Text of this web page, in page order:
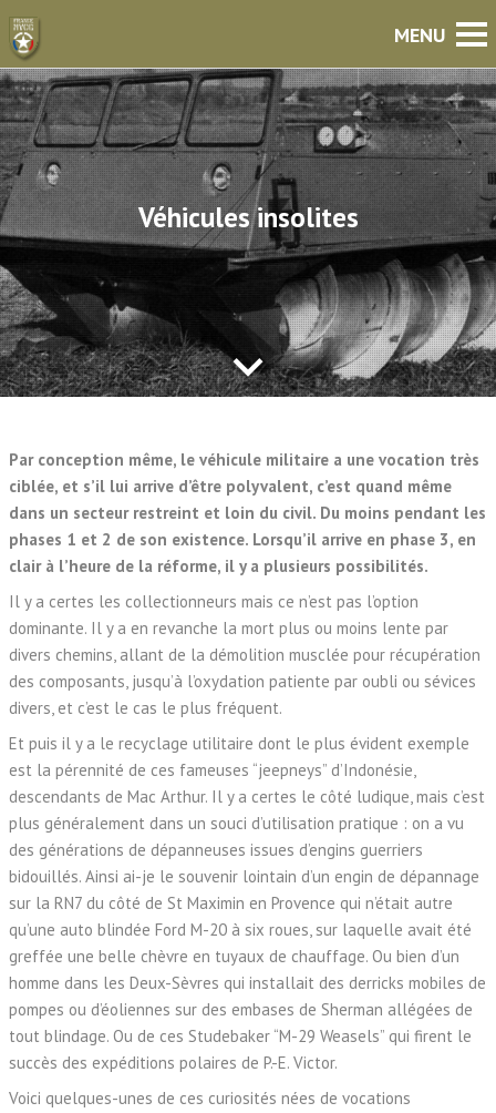
Véhicules insolites
Par conception même, le véhicule militaire a une vocation très
ciblée, et s’il lui arrive d’être polyvalent, c’est quand même
dans un secteur restreint et loin du civil. Du moins pendant les
phases 1 et 2 de son existence. Lorsqu’il arrive en phase 3, en
clair à l’heure de la réforme, il y a plusieurs possibilités.
Il y a certes les collectionneurs mais ce n’est pas l’option
dominante. Il y a en revanche la mort plus ou moins lente par
divers chemins, allant de la démolition musclée pour récupération
des composants, jusqu’à l’oxydation patiente par oubli ou sévices
divers, et c’est le cas le plus fréquent.
Et puis il y a le recyclage utilitaire dont le plus évident exemple
est la pérennité de ces fameuses “jeepneys” d’Indonésie,
descendants de Mac Arthur. Il y a certes le côté ludique, mais c’est
plus généralement dans un souci d’utilisation pratique : on a vu
des générations de dépanneuses issues d’engins guerriers
bidouillés. Ainsi ai-je le souvenir lointain d’un engin de dépannage
sur la RN7 du côté de St Maximin en Provence qui n’était autre
qu’une auto blindée Ford M-20 à six roues, sur laquelle avait été
greffée une belle chèvre en tuyaux de chauffage. Ou bien d’un
homme dans les Deux-Sèvres qui installait des derricks mobiles de
pompes ou d’éoliennes sur des embases de Sherman allégées de
tout blindage. Ou de ces Studebaker “M-29 Weasels” qui firent le
succès des expéditions polaires de P.-E. Victor.
Voici quelques-unes de ces curiosités nées de vocations